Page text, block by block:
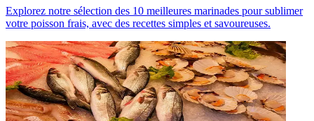
Explorez notre sélection des 10 meilleures marinades pour sublimer
votre poisson frais, avec des recettes simples et savoureuses.